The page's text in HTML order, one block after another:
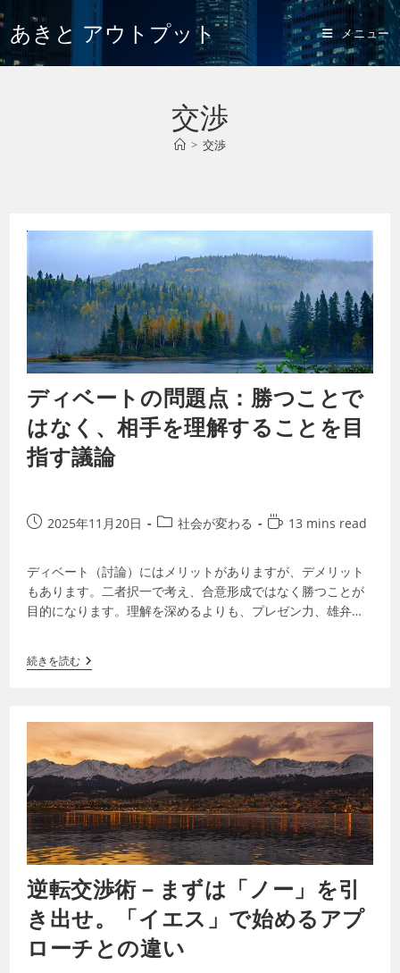
あきと アウトプット メニュー
交渉
> 交渉
ディベートの問題点：勝つことで
はなく、相手を理解することを目
指す議論
2025年11月20日 社会が変わる 13 mins read
ディベート（討論）にはメリットがありますが、デメリット
もあります。二者択一で考え、合意形成ではなく勝つことが
目的になります。理解を深めるよりも、プレゼン力、雄弁さ
続きを読む
逆転交渉術－まずは「ノー」を引
き出せ。「イエス」で始めるアプ
ローチとの違い